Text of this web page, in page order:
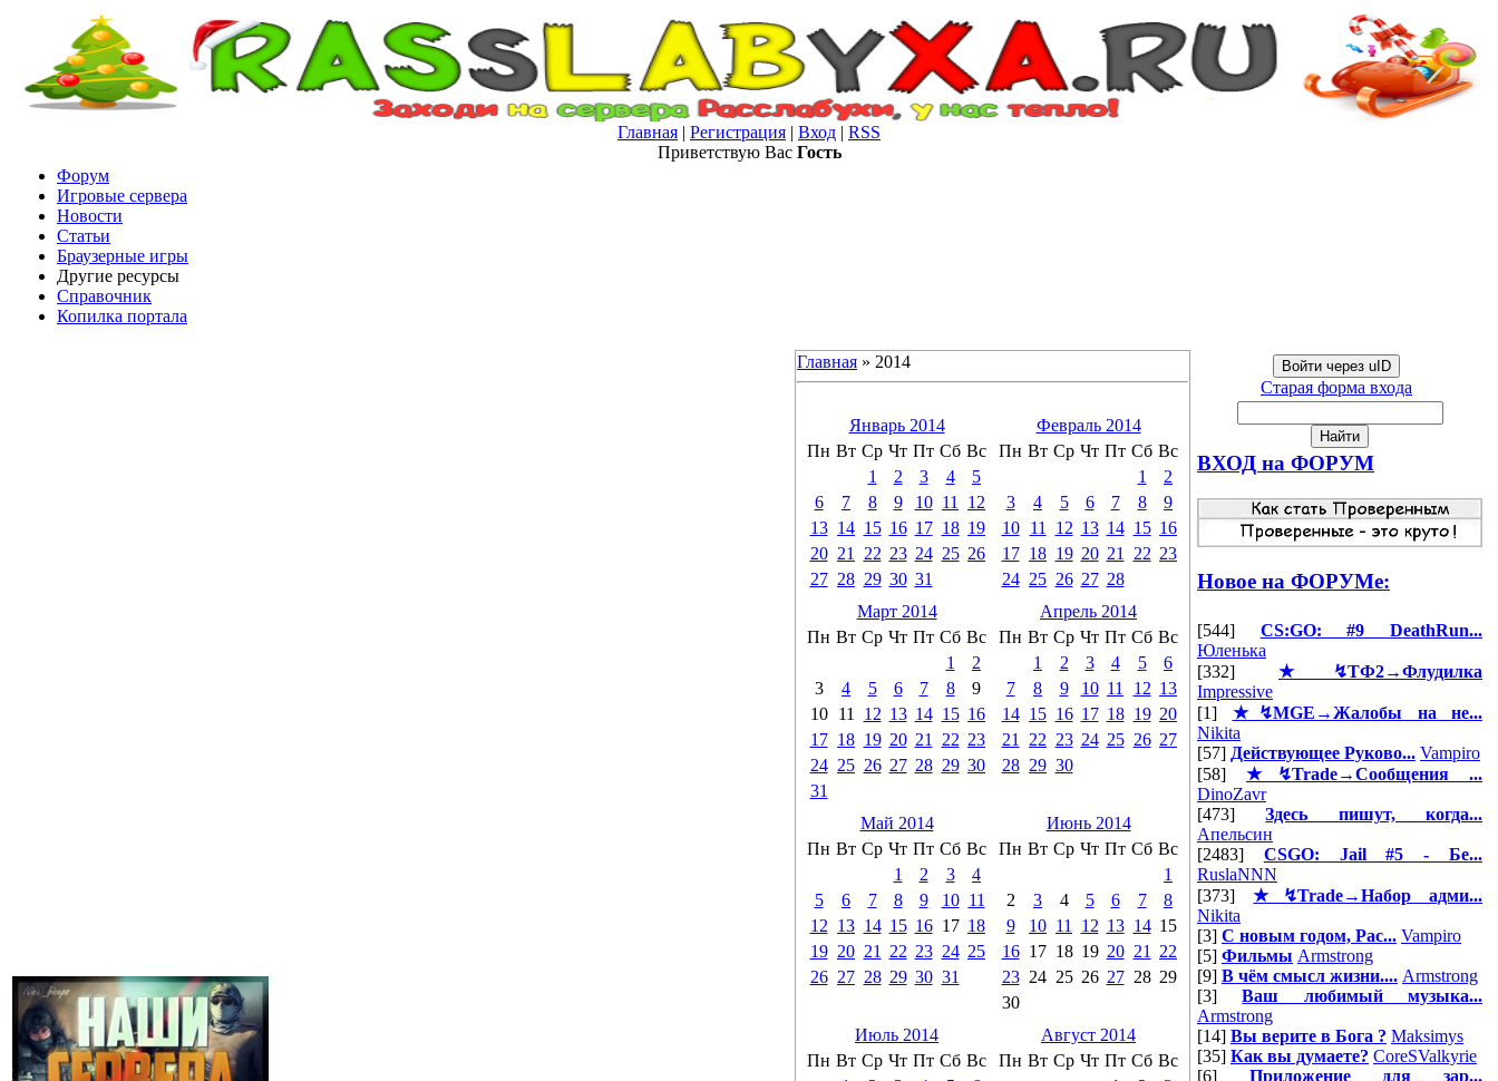
Главная | Регистрация | Вход | RSS
Приветствую Вас Гость
Форум
Игровые сервера
Новости
Статьи
Браузерные игры
Другие ресурсы
Справочник
Копилка портала
Главная » 2014
Январь 2014
Пн Вт Ср Чт Пт Сб Вс
1
2 3 4
5
6
7 8 9 10 11
12
13 14 15 16 17 18 19
20 21 22 23 24 25 26
27 28 29 30 31
Февраль 2014
Пн Вт Ср Чт Пт Сб Вс
1
2
3
4 5 6 7 8
9
10
11 12 13 14 15 16
17 18 19 20 21 22 23
24 25 26 27 28
Март 2014
Пн Вт Ср Чт Пт Сб Вс
1
2
3
4 5 6 7 8
9
10
11 12 13 14 15 16
17 18 19 20 21 22 23
24 25 26 27 28 29 30
31
Апрель 2014
Пн Вт Ср Чт Пт Сб Вс
1
2 3 4 5
6
7
8 9 10 11 12 13
14 15 16 17 18 19 20
21
22 23 24 25 26 27
28 29 30
Май 2014
Пн Вт Ср Чт Пт Сб Вс
1
2 3
4
5
6 7 8 9 10 11
12 13 14 15 16 17 18
19 20 21 22 23 24 25
26 27 28 29 30 31
Июнь 2014
Пн Вт Ср Чт Пт Сб Вс
1
2
3 4 5 6 7
8
9
10 11 12 13 14 15
16 17 18 19 20 21
22
23 24 25 26 27 28 29
30
Июль 2014
Пн Вт Ср Чт Пт Сб Вс
Август 2014
Пн Вт Ср Чт Пт Сб Вс
Войти через uID
Старая форма входа
ВХОД на ФОРУМ
Новое на ФОРУМе:
[544] CS:GO: #9 DeathRun...
Юленька
[332] ★↯ТФ2→Флудилка
Impressive
[1] ★↯MGE→Жалобы на не...
Nikita
[57] Действующее Руково... Vampiro
[58] ★↯Trade→Сообщения ...
DinoZavr
[473]Здесь пишут, когда...
Апельсин
[2483] CSGO: Jail #5 - Бе...
RuslaNNN
[373]★↯Trade→Набор адми...
Nikita
[3] С новым годом, Рас... Vampiro
[5] Фильмы Armstrong
[9] В чём смысл жизни.... Armstrong
[3]Ваш любимый музыка...
Armstrong
[14] Вы верите в Бога ? Maksimys
[35] Как вы думаете? CoreSValkyrie
[6] Приложение для зар...